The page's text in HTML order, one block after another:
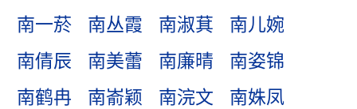
南一菸
南丛霞 南淑萁
南儿婉
南倩辰
南美蕾 南廉晴
南姿锦
南鹤冉
南嵛颖 南浣文
南姝凤